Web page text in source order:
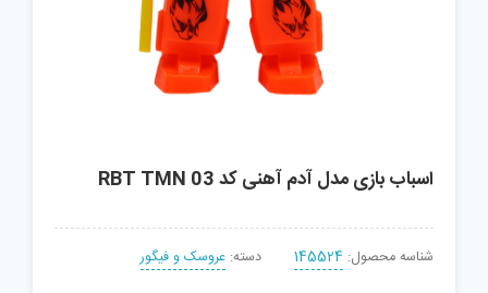
اسباب بازی مدل آدم آهنی کد RBT TMN 03
شناسه محصول: 145524 دسته: عروسک و فیگور